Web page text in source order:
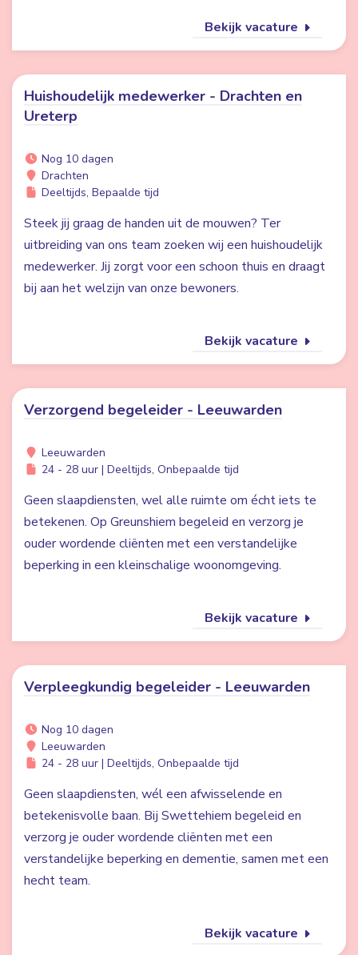
Bekijk vacature
Huishoudelijk medewerker - Drachten en
Ureterp
Nog 10 dagen
Drachten
Deeltijds, Bepaalde tijd
Steek jij graag de handen uit de mouwen? Ter
uitbreiding van ons team zoeken wij een huishoudelijk
medewerker. Jij zorgt voor een schoon thuis en draagt
bij aan het welzijn van onze bewoners.
Bekijk vacature
Verzorgend begeleider - Leeuwarden
Leeuwarden
24 - 28 uur | Deeltijds, Onbepaalde tijd
Geen slaapdiensten, wel alle ruimte om écht iets te
betekenen. Op Greunshiem begeleid en verzorg je
ouder wordende cliënten met een verstandelijke
beperking in een kleinschalige woonomgeving.
Bekijk vacature
Verpleegkundig begeleider - Leeuwarden
Nog 10 dagen
Leeuwarden
24 - 28 uur | Deeltijds, Onbepaalde tijd
Geen slaapdiensten, wél een afwisselende en
betekenisvolle baan. Bij Swettehiem begeleid en
verzorg je ouder wordende cliënten met een
verstandelijke beperking en dementie, samen met een
hecht team.
Bekijk vacature